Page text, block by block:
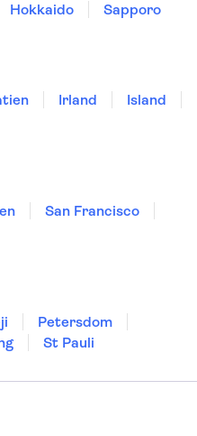
Hokkaido
Sapporo
Irland
Island
San Francisco
Petersdom
St Pauli